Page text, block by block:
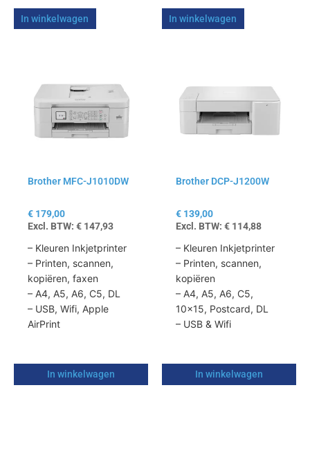
In winkelwagen In winkelwagen
Brother MFC-J1010DW
€ 179,00
Excl. BTW: € 147,93
– Kleuren Inkjetprinter
– Printen, scannen,
kopiëren, faxen
– A4, A5, A6, C5, DL
– USB, Wifi, Apple
AirPrint
In winkelwagen
Brother DCP-J1200W
€ 139,00
Excl. BTW: € 114,88
– Kleuren Inkjetprinter
– Printen, scannen,
kopiëren
– A4, A5, A6, C5,
10×15, Postcard, DL
– USB & Wifi
In winkelwagen